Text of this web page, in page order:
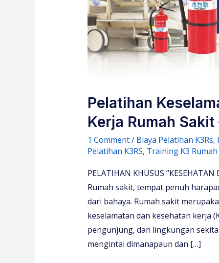
Pelatihan
Kerja Rumah
1 Comment/ Biaya Pelatihan K3Rs,
Pelatihan K3RS, Training K3
PELATIHAN KHUSUS “KESEHATAN
Rumah sakit, tempat penuh
dari bahaya. Rumah sakit
keselamatan dan kesehatan kerja
pengunjung, dan lingkungan
mengintai dimanapaun dan […]